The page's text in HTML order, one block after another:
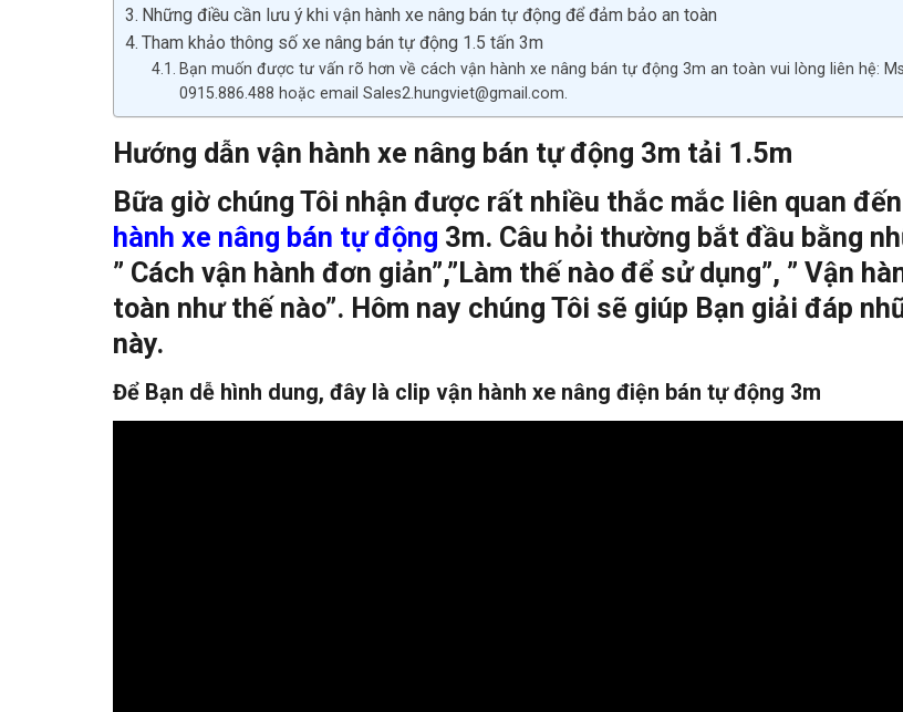
Những điều cần lưu ý khi vận hành xe nâng bán tự động để đảm bảo an toàn
Tham khảo thông số xe nâng bán tự động 1.5 tấn 3m
Bạn muốn được tư vấn rõ hơn về cách vận hành xe nâng bán tự động 3m an toàn vui lòng liên hệ:
0915.886.488 hoặc email Sales2.hungviet@gmail.com.
Hướng dẫn vận hành xe nâng bán tự động 3m tải 1.5m
Bữa giờ chúng Tôi nhận được rất nhiều thắc mắc liên quan đến
hành xe nâng bán tự động 3m. Câu hỏi thường bắt đầu bằng
” Cách vận hành đơn giản”,”Làm thế nào để sử dụng”, ” Vận
toàn như thế nào”. Hôm nay chúng Tôi sẽ giúp Bạn giải đáp
này.
Để Bạn dễ hình dung, đây là clip vận hành xe nâng điện bán tự động 3m